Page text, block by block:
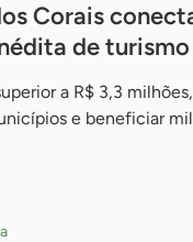
Corais
de
a R$ 3,3
e beneficiar